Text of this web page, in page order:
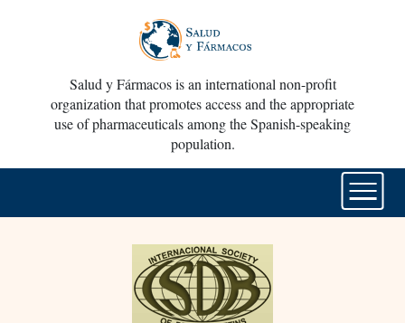
Salud y Fármacos is an international non-profit
organization that promotes access and the appropriate
use of pharmaceuticals among the Spanish-speaking
population.